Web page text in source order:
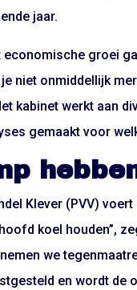
jaar.
economische groei
niet onmiddellijk
kabinet werkt aan
gemaakt voor
Klever (PVV)
koel houden”,
we
en wordt de